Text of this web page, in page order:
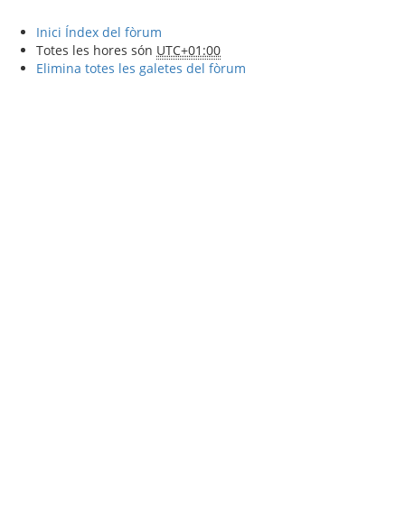
Inici Índex del fòrum
Totes les hores són UTC+01:00
Elimina totes les galetes del fòrum